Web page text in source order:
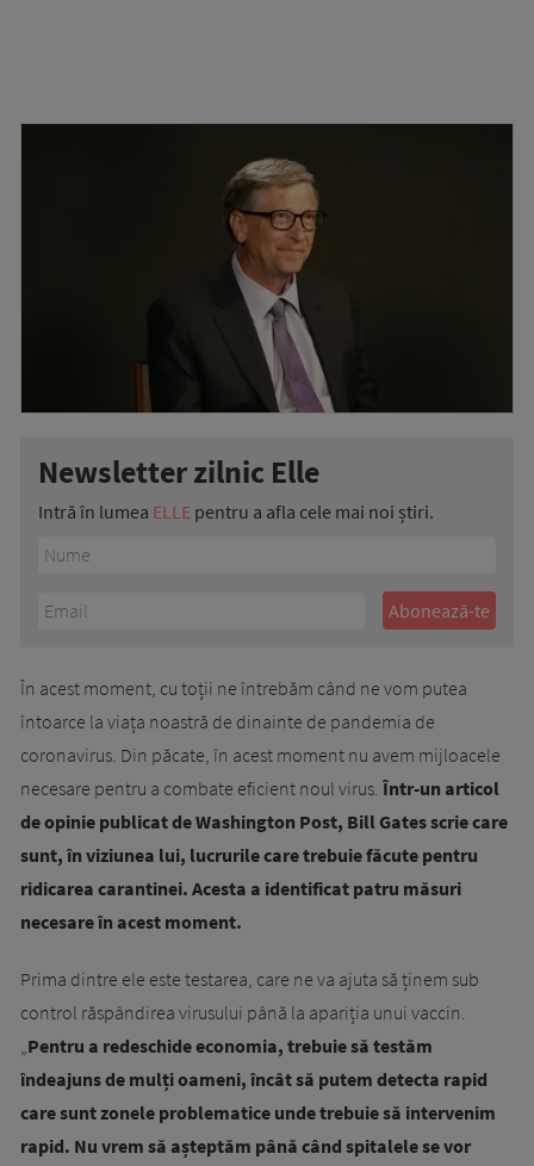
Newsletter zilnic Elle
Intră în lumea ELLE pentru a afla cele mai noi știri.
În acest moment, cu toții ne întrebăm când ne vom putea
întoarce la viața noastră de dinainte de pandemia de
coronavirus. Din păcate, în acest moment nu avem mijloacele
necesare pentru a combate eficient noul virus. Într-un articol
de opinie publicat de Washington Post, Bill Gates scrie care
sunt, în viziunea lui, lucrurile care trebuie făcute pentru
ridicarea carantinei. Acesta a identificat patru măsuri
necesare în acest moment.
Prima dintre ele este testarea, care ne va ajuta să ținem sub
control răspândirea virusului până la apariția unui vaccin.
„Pentru a redeschide economia, trebuie să testăm
îndeajuns de mulți oameni, încât să putem detecta rapid
care sunt zonele problematice unde trebuie să intervenim
rapid. Nu vrem să așteptăm până când spitalele se vor